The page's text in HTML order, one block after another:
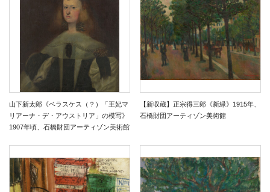
山下新太郎《ベラスケス（？）「王妃マ
リアーナ・デ・アウストリア」の模写》
1907年頃、石橋財団アーティゾン美術館
【新収蔵】正宗得三郎《新緑》1915年、
石橋財団アーティゾン美術館